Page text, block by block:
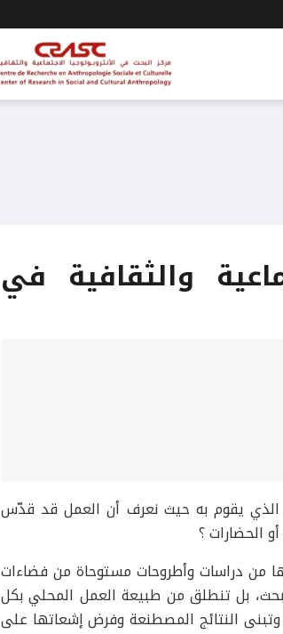
والثقافية في
الذي يقوم به حيث نعرف أن العمل قد قدّس
الحضارات ؟
من دراسات وأطروحات مستوحاة من فضاءات
بل تنطلق من طبيعة العمل المحلي بكل
النتائج المصطنعة وفرض إشعاتها على